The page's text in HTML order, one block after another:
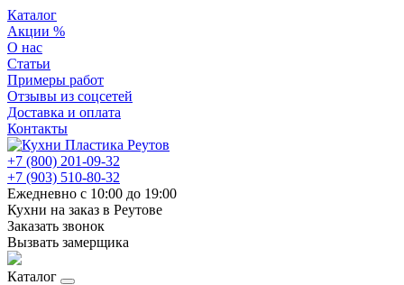
Каталог
Акции %
О нас
Статьи
Примеры работ
Отзывы из соцсетей
Доставка и оплата
Контакты
+7 (800) 201-09-32
+7 (903) 510-80-32
Ежедневно с 10:00 до 19:00
Кухни на заказ в Реутове
Заказать звонок
Вызвать замерщика
Каталог